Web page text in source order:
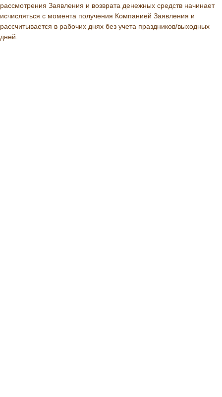
рассмотрения Заявления и возврата денежных средств начинает
исчисляться с момента получения Компанией Заявления и
рассчитывается в рабочих днях без учета праздников/выходных
дней.